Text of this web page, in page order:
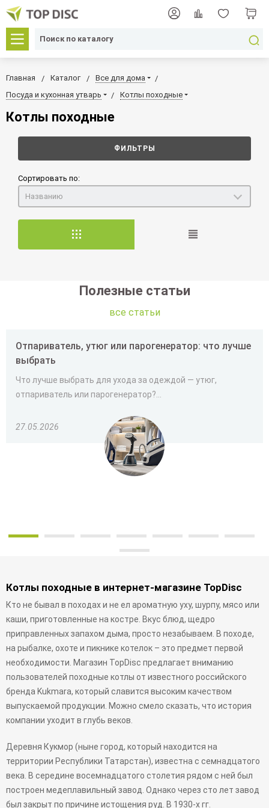
Главная Каталог
Все для дома
Посуда и кухонная утварь
Котлы походные
Котлы походные
ФИЛЬТРЫ
Сортировать по:
Названию
Полезные статьи
все статьи
Отпариватель, утюг или парогенератор: что лучше
выбрать
Что лучше выбрать для ухода за одеждой — утюг,
отпариватель или парогенератор?...
27.05.2026
Котлы походные в интернет-магазине TopDisc
Кто не бывал в походах и не ел ароматную уху, шурпу, мясо или
каши, приготовленные на костре. Вкус блюд, щедро
приправленных запахом дыма, просто незабываем. В походе,
на рыбалке, охоте и пикнике котелок – это предмет первой
необходимости. Магазин TopDisc предлагает вниманию
пользователей походные котлы от известного российского
бренда Kukmara, который славится высоким качеством
выпускаемой продукции. Можно смело сказать, что история
компании уходит в глубь веков.
Деревня Кукмор (ныне город, который находится на
территории Республики Татарстан), известна с семнадцатого
века. В середине восемнадцатого столетия рядом с ней был
построен медеплавильный завод. Однако через сто лет завод
был закрыт по причине истощения руд. В 1930-х гг.